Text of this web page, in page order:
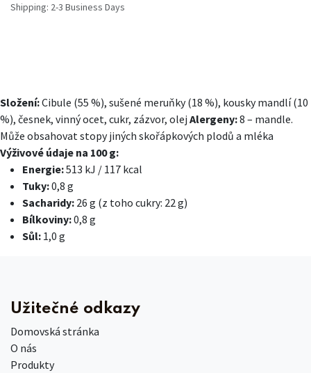
Shipping: 2-3 Business Days
Složení:Cibule (55 %), sušené meruňky (18 %), kousky mandlí (10
%), česnek, vinný ocet, cukr, zázvor, olej Alergeny:8 – mandle.
Může obsahovat stopy jiných skořápkových plodů a mléka
Výživové údaje na 100 g:
Energie:513 kJ / 117 kcal
Tuky:0,8 g
Sacharidy: 26 g (z toho cukry: 22 g)
Bílkoviny:0,8 g
Sůl: 1,0 g
Užitečné odkazy
Domovská stránka
O nás
Produkty